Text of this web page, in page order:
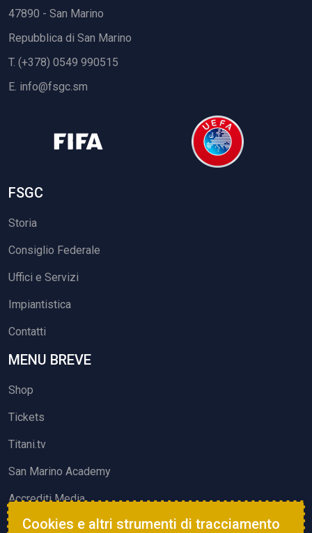
47890 - San Marino
Repubblica di San Marino
T. (+378) 0549 990515
E. info@fsgc.sm
FSGC
Storia
Consiglio Federale
Uffici e Servizi
Impiantistica
Contatti
MENU BREVE
Shop
Tickets
Titani.tv
San Marino Academy
Accrediti Media
ATTIVITÀ ED EVENTI
Cookies e altri strumenti di tracciamento